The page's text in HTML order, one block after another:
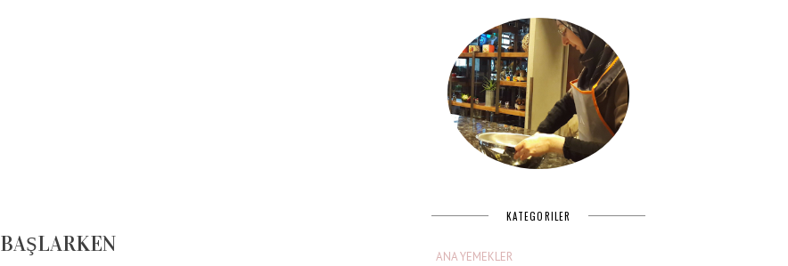
BAŞLARKEN
KATEGORILER
ANA YEMEKLER